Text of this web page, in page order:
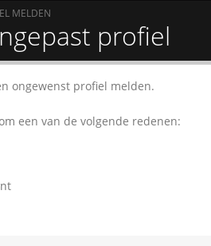
MELDEN
profiel
ongewenst profiel melden.
een van de volgende redenen: